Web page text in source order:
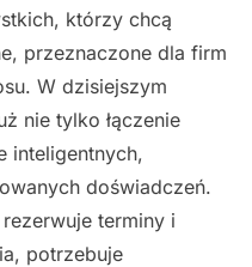
którzy chcą
przeznaczone dla firm
W dzisiejszym
nie tylko łączenie
inteligentnych,
doświadczeń.
terminy i
potrzebuje